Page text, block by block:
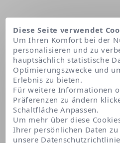
Peg-15 cocopolyamine
Diese Seite verwendet
Um Ihren Komfort bei der
personalisieren und zu
hauptsächlich statistische
Optimierungszwecke und
Erlebnis zu bieten.
Für weitere Informationen
Präferenzen zu ändern
Schaltfläche Anpassen.
Um mehr über diese
Ihrer persönlichen Daten
unsere Datenschutzrichtlinie